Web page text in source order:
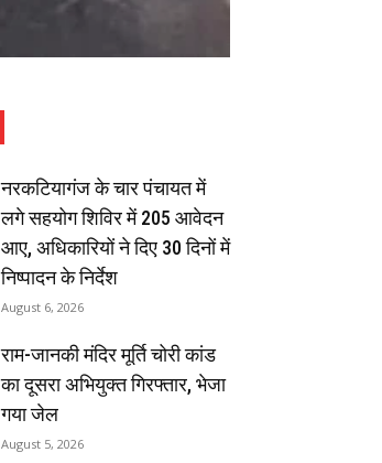
नरकटियागंज के चार पंचायत में
लगे सहयोग शिविर में 205 आवेदन
आए, अधिकारियों ने दिए 30 दिनों में
निष्पादन के निर्देश
August 6, 2026
राम-जानकी मंदिर मूर्ति चोरी कांड
का दूसरा अभियुक्त गिरफ्तार, भेजा
गया जेल
August 5, 2026